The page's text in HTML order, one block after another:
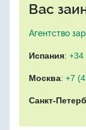
Вас
Агентство
Испания: +34
Москва: +7
Санкт-